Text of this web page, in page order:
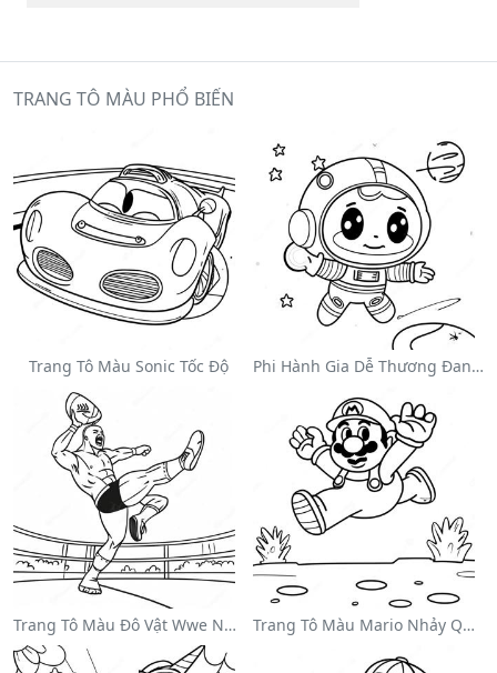
TRANG TÔ MÀU PHỔ BIẾN
Trang Tô Màu Sonic Tốc Độ Phi Hành Gia Dễ Thương Đang Trôi Trong Không Gian Trên Trang Tô Màu
Trang Tô Màu Đô Vật Wwe Nhảy Lên Đối Thủ Trang Tô Màu Mario Nhảy Qua Goombas